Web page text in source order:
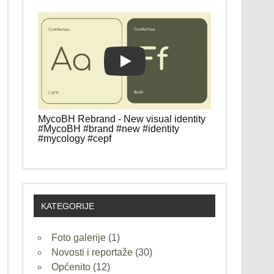
Play
MycoBH Rebrand - New visual identity
#MycoBH #brand #new #identity
#mycology #cepf
KATEGORIJE
Foto galerije (1)
Novosti i reportaže (30)
Općenito (12)